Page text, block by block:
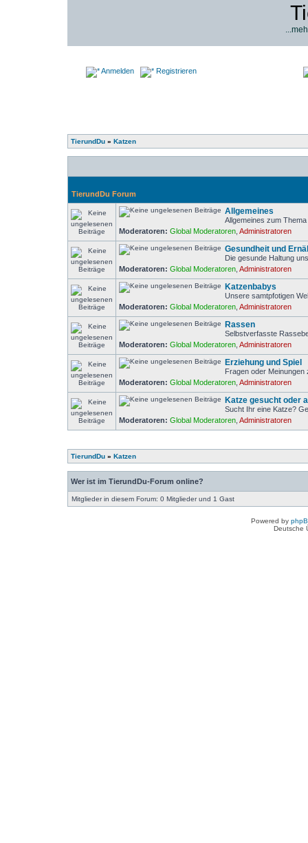
Anmelden Registrieren
TierundDu » Katzen
TierundDu Forum
Allgemeines
Allgemeines zum
Moderatoren: Global Moderatoren Administratoren
Gesundheit und
Die gesunde Haltung
Moderatoren: Global Moderatoren Administratoren
Katzenbabys
Unsere samtpfotigen
Moderatoren: Global Moderatoren Administratoren
Rassen
Selbstverfasste
Moderatoren: Global Moderatoren Administratoren
Erziehung und Spiel
Fragen oder Meinungen
Moderatoren: Global Moderatoren Administratoren
Katze gesucht oder
Sucht Ihr eine Katze?
Moderatoren: Global Moderatoren Administratoren
TierundDu » Katzen
Wer ist im TierundDu-Forum online?
Mitglieder in diesem Forum: 0 Mitglieder und 1 Gast
Powered by
Deutsche